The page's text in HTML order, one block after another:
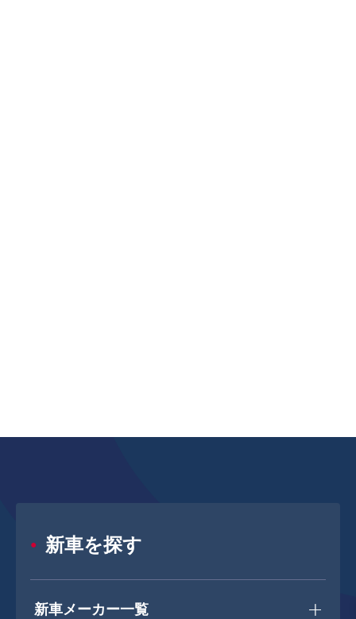
新車を探す
新車メーカー一覧